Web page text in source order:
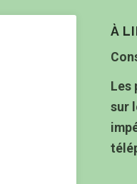
À
Les
sur